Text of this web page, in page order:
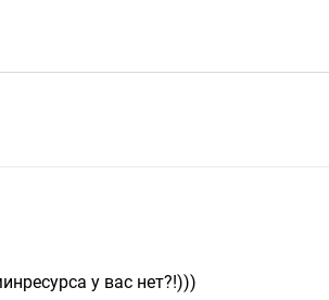
у вас нет?!)))